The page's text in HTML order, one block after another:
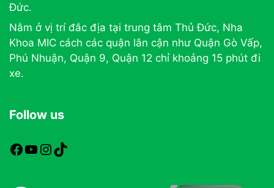
Đức.
Nằm ở vị trí đắc địa tại trung tâm Thủ Đức, Nha
Khoa MIC cách các quận lân cận như Quận Gò Vấp,
Phú Nhuận, Quận 9, Quận 12 chỉ khoảng 15 phút đi
xe.
Follow us
https://www.facebook.com/nhakhoamic
https://www.youtube.com
https://www.instagram.com